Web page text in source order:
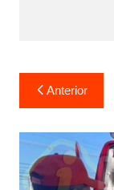
Navegação
de
Post
Anterior